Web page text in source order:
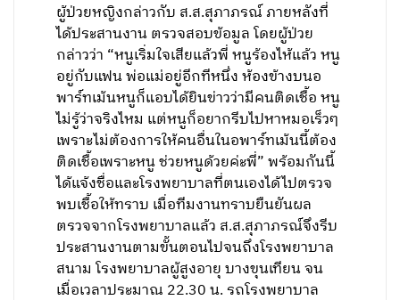
ผู้ป่วยหญิงกล่าวกับ ส.ส.สุภาภรณ์ ภายหลังที่
ได้ประสานงาน ตรวจสอบข้อมูล โดยผู้ป่วย
กล่าวว่า “หนูเริ่มใจเสียแล้วพี่ หนูร้องไห้แล้ว หนู
อยู่กับแฟน พ่อแม่อยู่อีกทีหนึ่ง ห้องข้างบนอ
พาร์ทเม้นหนูก็แอบได้ยินข่าวว่ามีคนติดเชื้อ หนู
ไม่รู้ว่าจริงไหม แต่หนูก็อยากรีบไปหาหมอเร็วๆ
เพราะไม่ต้องการให้คนอื่นในอพาร์ทเม้นนี้ต้อง
ติดเชื้อเพราะหนู ช่วยหนูด้วยค่ะพี่” พร้อมกันนี้
ได้แจ้งชื่อและโรงพยาบาลที่ตนเองได้ไปตรวจ
พบเชื้อให้ทราบ เมื่อทีมงานทราบยืนยันผล
ตรวจจากโรงพยาบาลแล้ว ส.ส.สุภาภรณ์จึงรีบ
ประสานงานตามขั้นตอนไปจนถึงโรงพยาบาล
สนาม โรงพยาบาลผู้สูงอายุ บางขุนเทียน จน
เมื่อเวลาประมาณ 22.30 น. รถโรงพยาบาล